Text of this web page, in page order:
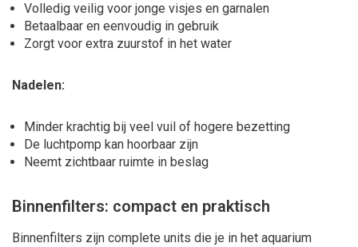
Volledig veilig voor jonge visjes en garnalen
Betaalbaar en eenvoudig in gebruik
Zorgt voor extra zuurstof in het water
Nadelen:
Minder krachtig bij veel vuil of hogere bezetting
De luchtpomp kan hoorbaar zijn
Neemt zichtbaar ruimte in beslag
Binnenfilters: compact en praktisch
Binnenfilters zijn complete units die je in het aquarium